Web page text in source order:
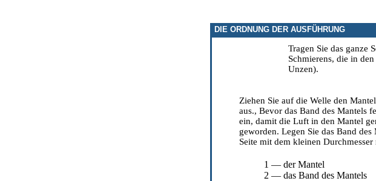
DIE ORDNUNG DER AUSFÜHRUNG
Tragen Sie das ganze
Schmierens, die in
Unzen).
Ziehen Sie auf die Welle den
aus., Bevor das Band des Mantels
ein, damit die Luft in den Mantel
geworden. Legen Sie das Band
Seite mit dem kleinen
1 — der Mantel
2 — das Band des Mantels